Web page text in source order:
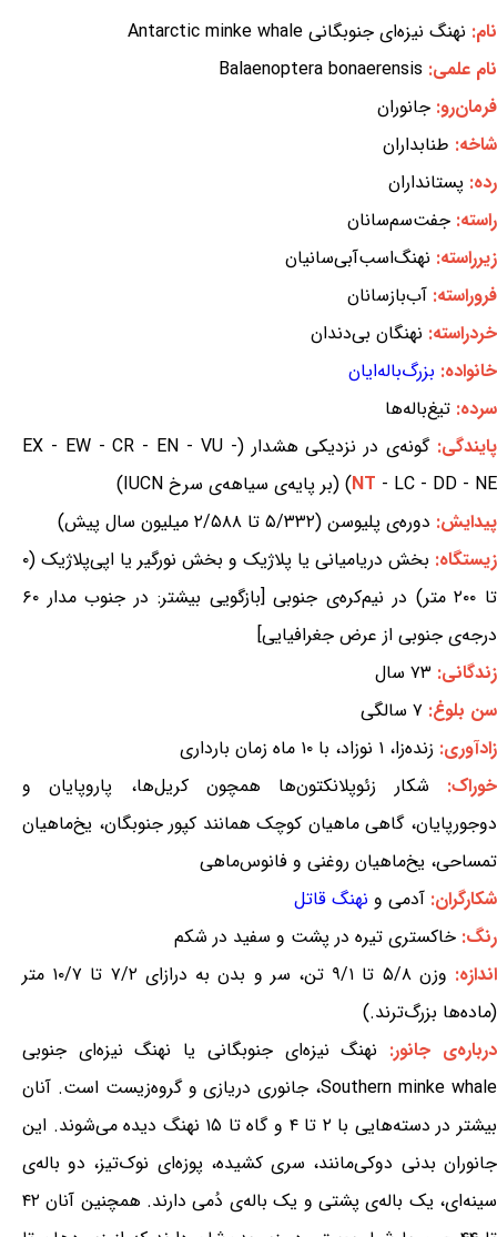
نام: نهنگ نیزه‌ای جنوبگانی Antarctic minke whale
نام علمی: Balaenoptera bonaerensis
فرمان‌رو: جانوران
شاخه: طنابداران
رده: پستانداران
راسته: جفت‌سم‌سانان
زیرراسته: نهنگ‌اسب‌آبی‌سانیان
فروراسته: آب‌بازسانان
خردراسته: نهنگان بی‌دندان
خانواده: بزرگ‌باله‌ایان
سرده: تیغ‌باله‌ها
پایندگی:گونه‌ی در نزدیکی هشدار (EX - EW - CR - EN - VU -
NT - LC - DD - NE) (بر پایه‌ی سیاهه‌ی سرخ IUCN)
پیدایش: دوره‌ی پلیوسن (۵/۳۳۲ تا ۲/۵۸۸ میلیون سال پیش)
زیستگاه:
بخش دریامیانی یا پلاژیک و بخش نورگیر یا اپی‌پلاژیک (۰
تا ۲۰۰ متر) در نیم‌کره‌ی جنوبی [بازگویی بیشتر: در جنوب مدار ۶۰
درجه‌ی جنوبی از عرض جغرافیایی]
زندگانی: ۷۳ سال
سن بلوغ: ۷ سالگی
زادآوری: زنده‌زا، ۱ نوزاد، با ۱۰ ماه زمان بارداری
خوراک: شکار زئوپلانکتون‌ها همچون کریل‌ها، پاروپایان و
دوجورپایان، گاهی ماهیان کوچک همانند کپور جنوبگان، یخ‌ماهیان
تمساحی، یخ‌ماهیان روغنی و فانوس‌ماهی
شکارگران: آدمی و نهنگ قاتل
رنگ: خاکستری تیره در پشت و سفید در شکم
اندازه:
وزن ۵/۸ تا ۹/۱ تن، سر و بدن به درازای ۷/۲ تا ۱۰/۷ متر
(ماده‌ها بزرگ‌ترند.)
درباره‌ی جانور: نهنگ نیزه‌ای جنوبگانی یا نهنگ نیزه‌ای جنوبی
Southern minke whale، جانوری دریازی و گروه‌زیست است. آنان
بیشتر در دسته‌هایی با ۲ تا ۴ و گاه تا ۱۵ نهنگ دیده می‌شوند. این
جانوران بدنی دوکی‌مانند، سری کشیده، پوزه‌ای نوک‌تیز، دو باله‌ی
سینه‌ای، یک باله‌ی پشتی و یک باله‌ی دُمی دارند. همچنین آنان ۴۲